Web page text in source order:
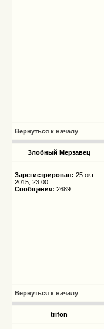
Вернуться к началу
Злобный Мерзавец
Зарегистрирован: 25 окт
2015, 23:00
Сообщения: 2689
Вернуться к началу
trifon